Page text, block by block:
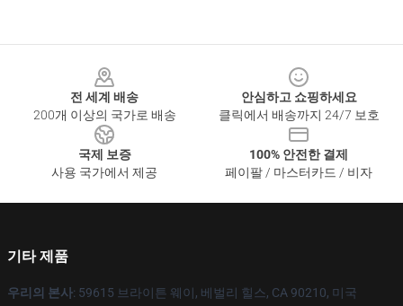
전 세계 배송
200개 이상의 국가로 배송
안심하고 쇼핑하세요
클릭에서 배송까지 24/7 보호
국제 보증
사용 국가에서 제공
100% 안전한 결제
페이팔 / 마스터카드 / 비자
기타 제품
우리의 본사: 59615 브라이튼 웨이, 베벌리 힐스, CA 90210, 미국